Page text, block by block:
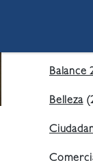
Balance
Belleza